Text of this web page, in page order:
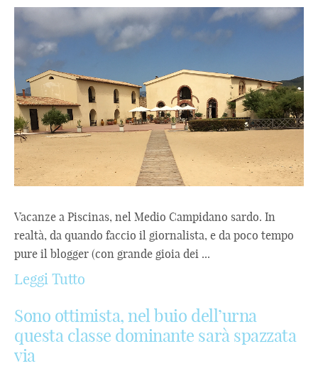
Vacanze a Piscinas, nel Medio Campidano sardo. In
realtà, da quando faccio il giornalista, e da poco tempo
pure il blogger (con grande gioia dei ...
Leggi Tutto
Sono ottimista, nel buio dell’urna
questa classe dominante sarà spazzata
via